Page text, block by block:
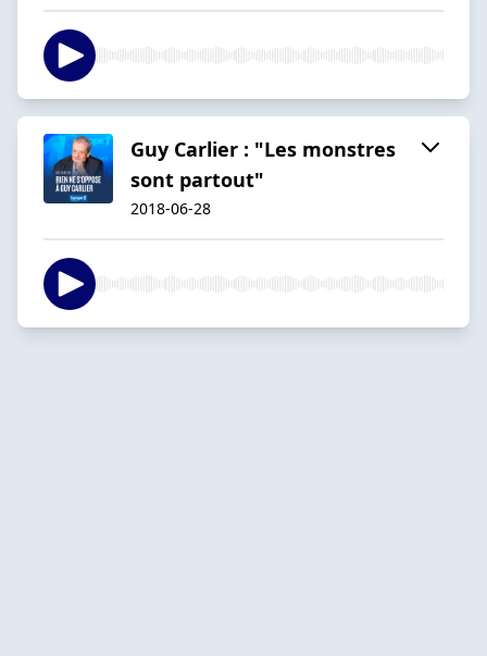
Guy Carlier : "Les monstres
sont partout"
2018-06-28